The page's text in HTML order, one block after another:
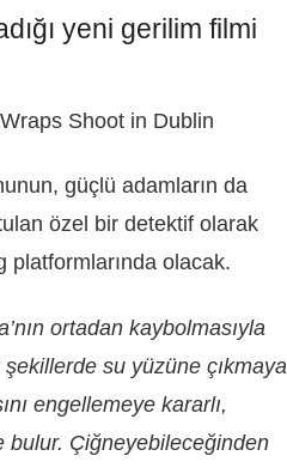
yeni gerilim filmi
güçlü adamların da
özel bir detektif olarak
platformlarında olacak.
ortadan kaybolmasıyla
su yüzüne çıkmaya
engellemeye kararlı,
bulur. Çiğneyebileceğinden